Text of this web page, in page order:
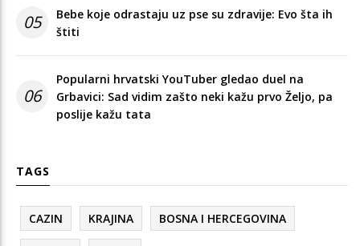
05
Bebe koje odrastaju uz pse su zdravije: Evo šta ih
štiti
06
Popularni hrvatski YouTuber gledao duel na
Grbavici: Sad vidim zašto neki kažu prvo Željo, pa
poslije kažu tata
TAGS
CAZIN KRAJINA BOSNA I HERCEGOVINA